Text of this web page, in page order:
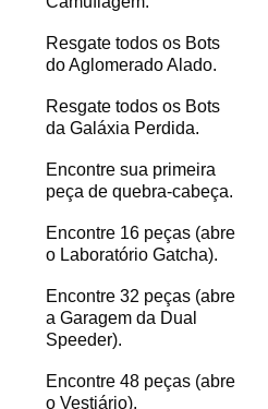
Resgate todos os Bots
do Aglomerado Alado.
Resgate todos os Bots
da Galáxia Perdida.
Encontre sua primeira
peça de quebra-cabeça.
Encontre 16 peças (abre
o Laboratório Gatcha).
Encontre 32 peças (abre
a Garagem da Dual
Speeder).
Encontre 48 peças (abre
o Vestiário).